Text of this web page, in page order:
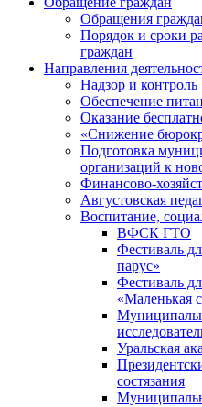
Обращения
Порядок и сроки
граждан
Направления
Надзор и контроль
Обеспечение
Оказание
«Снижение
Подготовка
организаций к
Финансово-
Августовская
Воспитание,
ВФСК ГТО
Фестиваль
парус»
Фестиваль
«Маленькая
Уральская
состязания